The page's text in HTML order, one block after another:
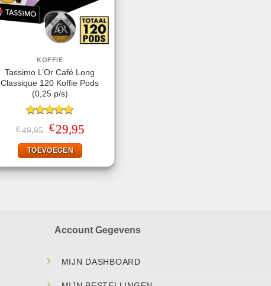
KOFFIE
Tassimo L’Or Café Long
Classique 120 Koffie Pods
(0,25 p/s)
Gewaardeerd
5.00uit 5
€49,95
Oorspronkelijke
prijs
was:
€49,95.
€29,95Huidige
prijs
is:
TOEVOEGEN
Account Gegevens
MIJN DASHBOARD